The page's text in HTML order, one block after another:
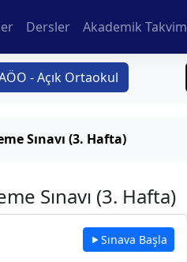
Dersler Akademik Takvim
- Açık Ortaokul
Sınavı (3. Hafta)
Sınavı (3. Hafta)
Sınava Başla